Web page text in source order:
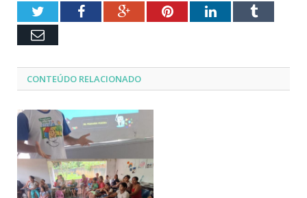
TwitterFacebookGoogle+PinterestLinkedInTumblr
Email
CONTEÚDO RELACIONADO